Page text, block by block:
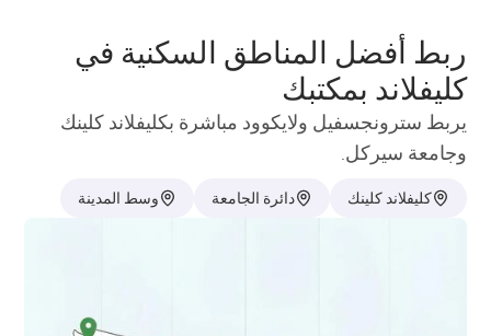
ربط أفضل المناطق السكنية في
كليفلاند بمكتبك
يربط سترونجسفيل ولايكوود مباشرة بكليفلاند كلينك
وجامعة سيركل.
كليفلاند كلينك دائرة الجامعة وسط المدينة